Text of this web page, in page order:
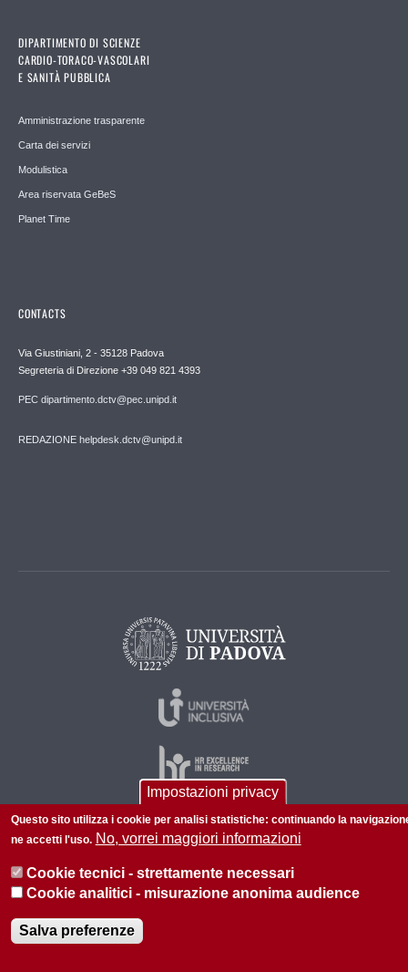
DIPARTIMENTO DI SCIENZE
CARDIO-TORACO-VASCOLARI
E SANITÀ PUBBLICA
Amministrazione trasparente
Carta dei servizi
Modulistica
Area riservata GeBeS
Planet Time
CONTACTS
Via Giustiniani, 2 - 35128 Padova
Segreteria di Direzione +39 049 821 4393
PEC dipartimento.dctv@pec.unipd.it
REDAZIONE helpdesk.dctv@unipd.it
© 2026 Università di Padova - Tutti i diritti riservati
P.I. 00742430283 C.F. 80006480281
Privacy policy Informazioni su questo sito
Impostazioni privacy
Questo sito utilizza i cookie per analisi statistiche: continuando la
ne accetti l'uso. No, vorrei maggiori informazioni
Cookie tecnici - strettamente necessari
Cookie analitici - misurazione anonima audience
Salva preferenze